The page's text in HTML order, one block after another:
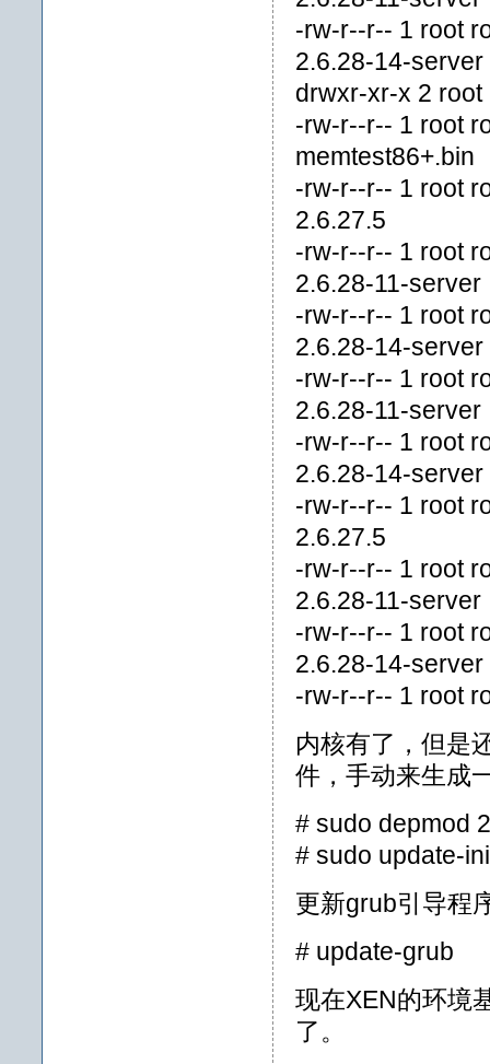
-rw-r--r-- 1 root
2.6.28-14-server
drwxr-xr-x 2
-rw-r--r-- 1 root
memtest86+.bin
-rw-r--r-- 1 root
2.6.27.5
-rw-r--r-- 1 root
2.6.28-11-server
-rw-r--r-- 1 root
2.6.28-14-server
-rw-r--r-- 1 root
2.6.28-11-server
-rw-r--r-- 1 root
2.6.28-14-server
-rw-r--r-- 1 root
2.6.27.5
-rw-r--r-- 1 root
2.6.28-11-server
-rw-r--r-- 1 root
2.6.28-14-server
-rw-r--r-- 1 root
内核有了，但是
件，手动来生成
# sudo depmod
# sudo update-
更新grub引导程
# update-grub
现在XEN的环境
了。